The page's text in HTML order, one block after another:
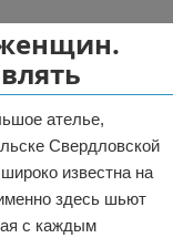
ателье,
Свердловской
известна на
здесь шьют
с каждым